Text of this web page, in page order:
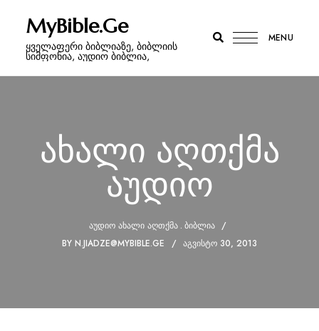
MyBible.Ge
ყველაფერი ბიბლიაზე, ბიბლიის
სიმფონია, აუდიო ბიბლია,
MENU
ახალი აღთქმა
აუდიო
ᲐᲣᲓᲘᲝ ᲐᲮᲐᲚᲘ ᲐᲦᲗᲥᲛᲐ ᲑᲘᲑᲚᲘᲐ
BY N.JIADZE@MYBIBLE.GE ᲐᲒᲕᲘᲡᲢᲝ 30, 2013